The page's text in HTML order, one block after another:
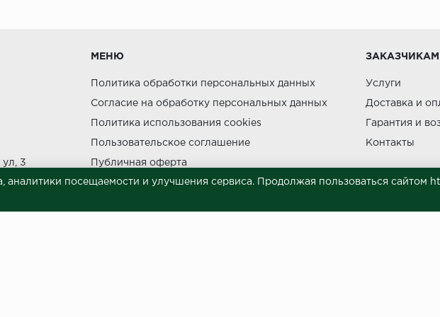
3
МЕНЮ
Политика обработки персональных данных
Согласие на обработку персональных данных
Политика использования cookies
Пользовательское соглашение
Публичная оферта
Сведения о продавце (реквизиты)
ЗАКАЗЧИКАМ
Услуги
Доставка и
Гарантия и
Контакты
посещаемости и улучшения сервиса. Продолжая пользоваться сайтом